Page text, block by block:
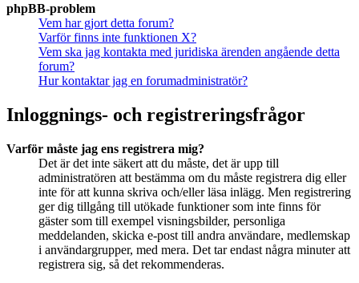
phpBB-problem
Vem har gjort detta forum?
Varför finns inte funktionen X?
Vem ska jag kontakta med juridiska ärenden angående detta
forum?
Hur kontaktar jag en forumadministratör?
Inloggnings- och registreringsfrågor
Varför måste jag ens registrera mig?
Det är det inte säkert att du måste, det är upp till
administratören att bestämma om du måste registrera dig eller
inte för att kunna skriva och/eller läsa inlägg. Men registrering
ger dig tillgång till utökade funktioner som inte finns för
gäster som till exempel visningsbilder, personliga
meddelanden, skicka e-post till andra användare, medlemskap
i användargrupper, med mera. Det tar endast några minuter att
registrera sig, så det rekommenderas.